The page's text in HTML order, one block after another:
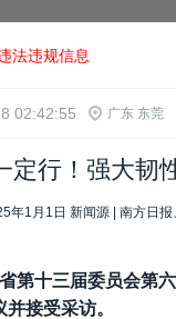
法违规信息
02:42:55 广东 东莞
定行！强大韧
年1月1日 新闻源 | 南方日
第十三届委员会第
接受采访。